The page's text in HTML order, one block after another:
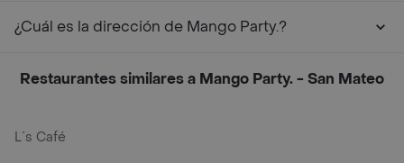
¿Cuál es la dirección de Mango Party.?
Restaurantes similares a Mango Party. - San Mateo
L´s Café